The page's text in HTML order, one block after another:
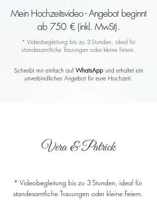
Mein Hochzeitsvideo - Angebot beginnt
ab 750 € (inkl. MwSt).
* Videobegleitung bis zu 3 Stunden, ideal für
standesamtliche Trauungen oder kleine Feiern.
Schreibt mir einfach auf WhatsAppund erhaltet ein
unverbindliches Angebot für eure Hochzeit.
Vera & Patrick
* Videobegleitung bis zu 3 Stunden, ideal für
standesamtliche Trauungen oder kleine Feiern.